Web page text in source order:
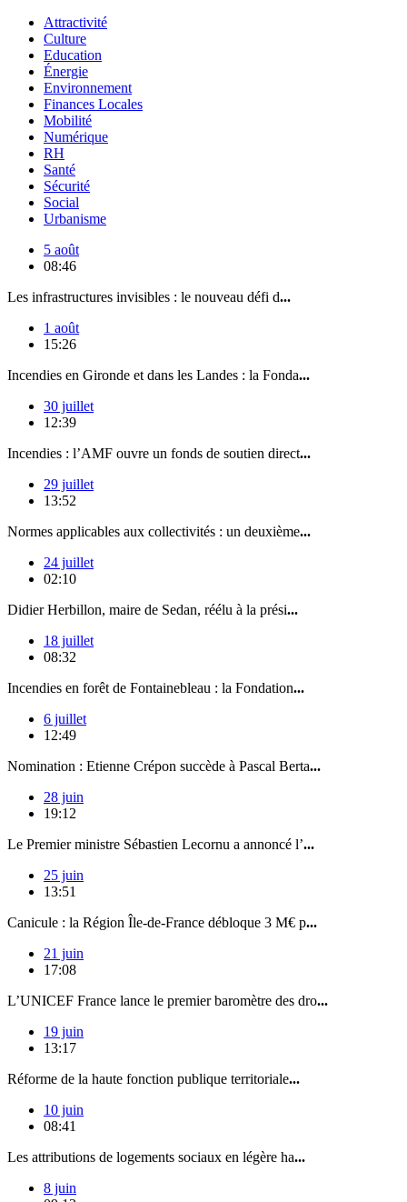
Attractivité
Culture
Education
Énergie
Environnement
Finances Locales
Mobilité
Numérique
RH
Santé
Sécurité
Social
Urbanisme
5 août
08:46
Les infrastructures invisibles : le nouveau défi d...
1 août
15:26
Incendies en Gironde et dans les Landes : la Fonda...
30 juillet
12:39
Incendies : l’AMF ouvre un fonds de soutien direct...
29 juillet
13:52
Normes applicables aux collectivités : un deuxième...
24 juillet
02:10
Didier Herbillon, maire de Sedan, réélu à la prési...
18 juillet
08:32
Incendies en forêt de Fontainebleau : la Fondation...
6 juillet
12:49
Nomination : Etienne Crépon succède à Pascal Berta...
28 juin
19:12
Le Premier ministre Sébastien Lecornu a annoncé l’...
25 juin
13:51
Canicule : la Région Île-de-France débloque 3 M€ p...
21 juin
17:08
L’UNICEF France lance le premier baromètre des dro...
19 juin
13:17
Réforme de la haute fonction publique territoriale...
10 juin
08:41
Les attributions de logements sociaux en légère ha...
8 juin